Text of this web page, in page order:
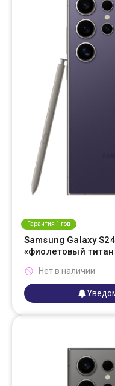
Гарантия 1 год
Samsung Galaxy
«фиолетовый
Нет в наличии